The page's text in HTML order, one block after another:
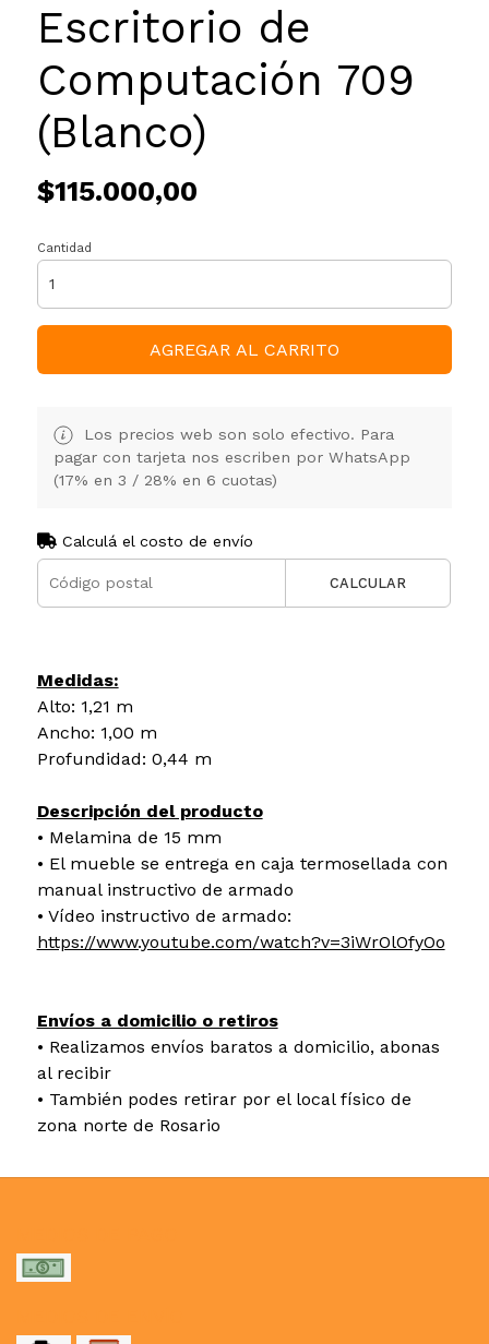
Escritorio de
Computación 709
(Blanco)
$115.000,00
Cantidad
AGREGAR AL CARRITO
Los precios web son solo efectivo. Para
pagar con tarjeta nos escriben por WhatsApp
(17% en 3 / 28% en 6 cuotas)
Calculá el costo de envío
CALCULAR
Medidas:
Alto: 1,21 m
Ancho: 1,00 m
Profundidad: 0,44 m
Descripción del producto
• Melamina de 15 mm
• El mueble se entrega en caja termosellada con
manual instructivo de armado
• Vídeo instructivo de armado:
https://www.youtube.com/watch?v=3iWrOlOfyOo
Envíos a domicilio o retiros
• Realizamos envíos baratos a domicilio, abonas
al recibir
• También podes retirar por el local físico de
zona norte de Rosario